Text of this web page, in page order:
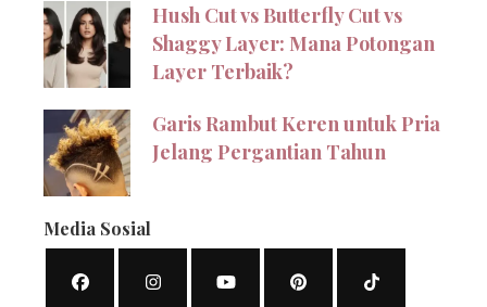
Hush Cut vs Butterfly Cut vs
Shaggy Layer: Mana Potongan
Layer Terbaik?
Garis Rambut Keren untuk Pria
Jelang Pergantian Tahun
Media Sosial